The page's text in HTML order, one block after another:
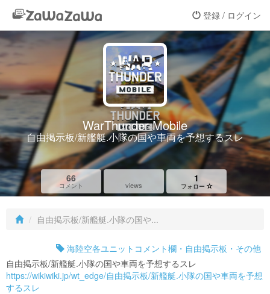
登録 / ログイン
WarThunder Mobile
自由掲示板/新艦艇.小隊の国や車両を予想するスレ
66
コメント views
1
フォロー
自由掲示板/新艦艇.小隊の国や...
海陸空各ユニットコメント欄・自由掲示板・その他
自由掲示板/新艦艇.小隊の国や車両を予想するスレ
https://wikiwiki.jp/wt_edge/自由掲示板/新艦艇.小隊の国や車両を予想
するスレ